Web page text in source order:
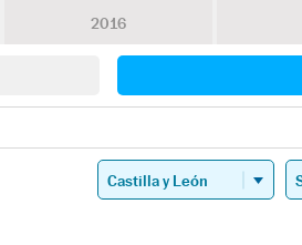
2016